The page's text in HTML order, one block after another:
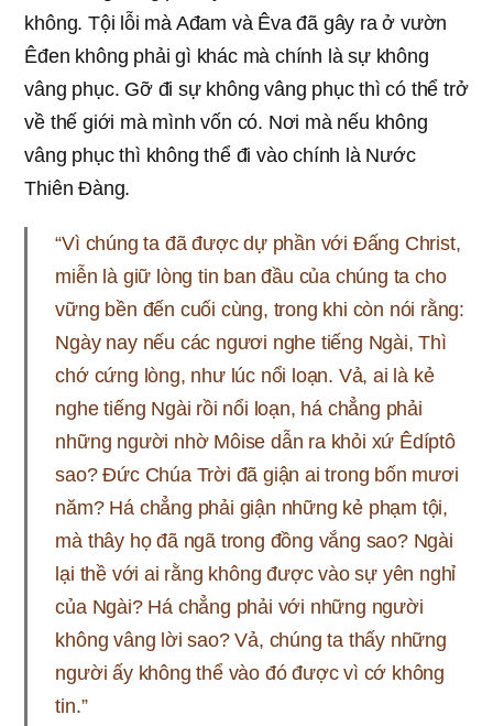
không. Tội lỗi mà Ađam và Êva đã gây ra ở vườn
Êđen không phải gì khác mà chính là sự không
vâng phục. Gỡ đi sự không vâng phục thì có thể trở
về thế giới mà mình vốn có. Nơi mà nếu không
vâng phục thì không thể đi vào chính là Nước
Thiên Đàng.
“Vì chúng ta đã được dự phần với Đấng Christ,
miễn là giữ lòng tin ban đầu của chúng ta cho
vững bền đến cuối cùng, trong khi còn nói rằng:
Ngày nay nếu các ngươi nghe tiếng Ngài, Thì
chớ cứng lòng, như lúc nổi loạn. Vả, ai là kẻ
nghe tiếng Ngài rồi nổi loạn, há chẳng phải
những người nhờ Môise dẫn ra khỏi xứ Êdíptô
sao? Đức Chúa Trời đã giận ai trong bốn mươi
năm? Há chẳng phải giận những kẻ phạm tội,
mà thây họ đã ngã trong đồng vắng sao? Ngài
lại thề với ai rằng không được vào sự yên nghỉ
của Ngài? Há chẳng phải với những người
không vâng lời sao? Vả, chúng ta thấy những
người ấy không thể vào đó được vì cớ không
tin.”